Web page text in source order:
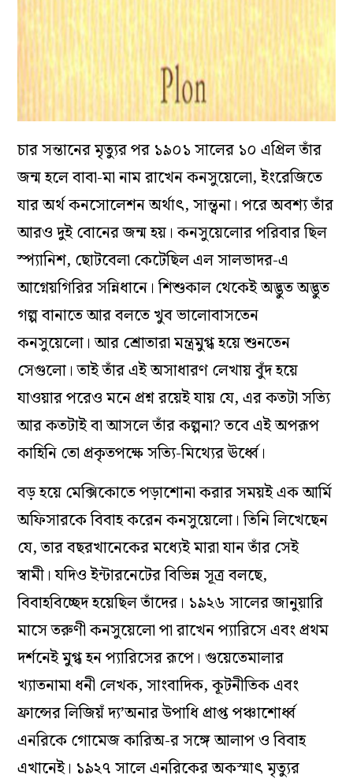
চার সন্তানের মৃত্যুর পর ১৯০১ সালের ১০ এপ্রিল তাঁর
জন্ম হলে বাবা-মা নাম রাখেন কনসুয়েলো, ইংরেজিতে
যার অর্থ কনসোলেশন অর্থাৎ, সান্ত্বনা। পরে অবশ্য তাঁর
আরও দুই বোনের জন্ম হয়। কনসুয়েলোর পরিবার ছিল
স্প্যানিশ, ছোটবেলা কেটেছিল এল সালভাদর-এ
আগ্নেয়গিরির সন্নিধানে। শিশুকাল থেকেই অদ্ভুত অদ্ভুত
গল্প বানাতে আর বলতে খুব ভালোবাসতেন
কনসুয়েলো। আর শ্রোতারা মন্ত্রমুগ্ধ হয়ে শুনতেন
সেগুলো। তাই তাঁর এই অসাধারণ লেখায় বুঁদ হয়ে
যাওয়ার পরেও মনে প্রশ্ন রয়েই যায় যে, এর কতটা সত্যি
আর কতটাই বা আসলে তাঁর কল্পনা? তবে এই অপরূপ
কাহিনি তো প্রকৃতপক্ষে সত্যি-মিথ্যের ঊর্ধ্বে।
বড় হয়ে মেক্সিকোতে পড়াশোনা করার সময়ই এক আর্মি
অফিসারকে বিবাহ করেন কনসুয়েলো। তিনি লিখেছেন
যে, তার বছরখানেকের মধ্যেই মারা যান তাঁর সেই
স্বামী। যদিও ইন্টারনেটের বিভিন্ন সূত্র বলছে,
বিবাহবিচ্ছেদ হয়েছিল তাঁদের। ১৯২৬ সালের জানুয়ারি
মাসে তরুণী কনসুয়েলো পা রাখেন প্যারিসে এবং প্রথম
দর্শনেই মুগ্ধ হন প্যারিসের রূপে। গুয়েতেমালার
খ্যাতনামা ধনী লেখক, সাংবাদিক, কূটনীতিক এবং
ফ্রান্সের লিজিয়ঁ দ্য’অনার উপাধি প্রাপ্ত পঞ্চাশোর্ধ্ব
এনরিকে গোমেজ কারিঅ-র সঙ্গে আলাপ ও বিবাহ
এখানেই। ১৯২৭ সালে এনরিকের অকস্মাৎ মৃত্যুর